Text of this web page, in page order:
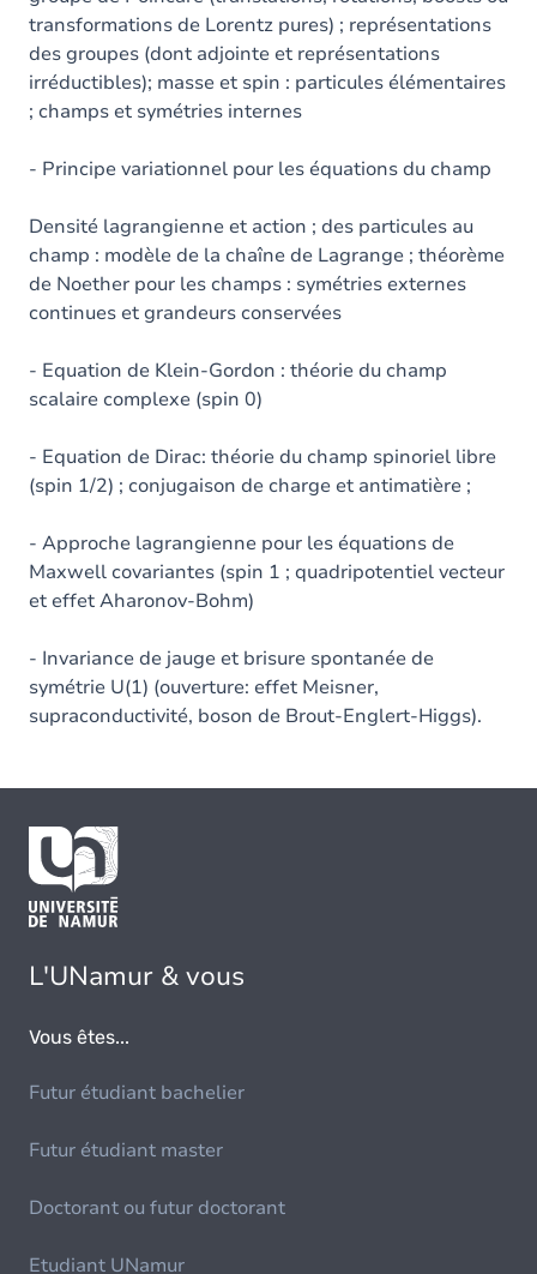
transformations de Lorentz pures) ; représentations
des groupes (dont adjointe et représentations
irréductibles); masse et spin : particules élémentaires
; champs et symétries internes
- Principe variationnel pour les équations du champ
Densité lagrangienne et action ; des particules au
champ : modèle de la chaîne de Lagrange ; théorème
de Noether pour les champs : symétries externes
continues et grandeurs conservées
- Equation de Klein-Gordon : théorie du champ
scalaire complexe (spin 0)
- Equation de Dirac: théorie du champ spinoriel libre
(spin 1/2) ; conjugaison de charge et antimatière ;
- Approche lagrangienne pour les équations de
Maxwell covariantes (spin 1 ; quadripotentiel vecteur
et effet Aharonov-Bohm)
- Invariance de jauge et brisure spontanée de
symétrie U(1) (ouverture: effet Meisner,
supraconductivité, boson de Brout-Englert-Higgs).
L'UNamur & vous
Vous êtes...
Futur étudiant bachelier
Futur étudiant master
Doctorant ou futur doctorant
Etudiant UNamur